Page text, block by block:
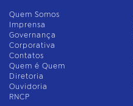
Quem Somos
Imprensa
Governança
Corporativa
Contatos
Quem é Quem
Diretoria
Ouvidoria
RNCP